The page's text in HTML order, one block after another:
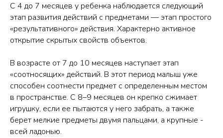
С 4 до 7 месяцев у ребенка наблюдается следующий
этап развития действий с предметами — этап простого
«результативного» действия. Характерно активное
открытие скрытых свойств объектов.
В возрасте от 7 до 10 месяцев наступает этап
«соотносящих» действий. В этот период малыш уже
способен соотнести предмет с определенным местом
в пространстве. С 8–9 месяцев он крепко сжимает
игрушку, если ее пытаются у него забрать, а также
берет мелкие предметы двумя пальцами, а крупные -
всей ладонью.